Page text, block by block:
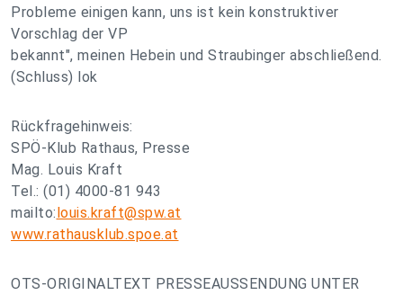
Probleme einigen kann, uns ist kein konstruktiver
Vorschlag der VP
bekannt", meinen Hebein und Straubinger abschließend.
(Schluss) lok
Rückfragehinweis:
SPÖ-Klub Rathaus, Presse
Mag. Louis Kraft
Tel.: (01) 4000-81 943
mailto:louis.kraft@spw.at
www.rathausklub.spoe.at
OTS-ORIGINALTEXT PRESSEAUSSENDUNG UNTER